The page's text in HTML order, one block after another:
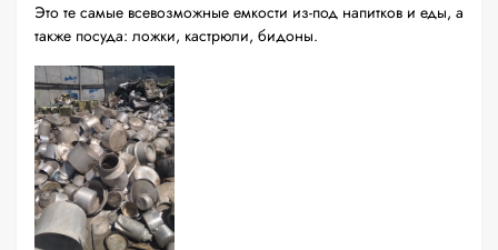
Это те самые всевозможные емкости из-под напитков и еды, а
также посуда: ложки, кастрюли, бидоны.